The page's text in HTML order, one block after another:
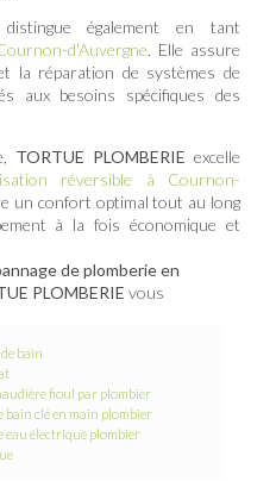
également en tant
d'Auvergne. Elle assure
la réparation de systèmes de
aux besoins spécifiques des
TORTUE PLOMBERIE excelle
réversible à Cournon-
un confort optimal tout au long
à la fois économique et
de plomberie en
PLOMBERIE vous
bain
fioul par plombier
bain clé en main plombier
électrique plombier